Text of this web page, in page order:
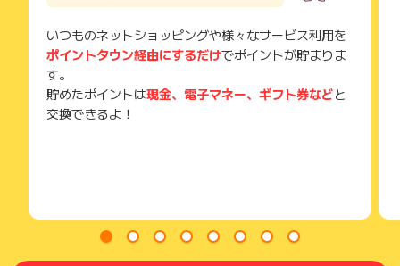
いつものネットショッピングや様々なサービス利用を
ポイントタウン経由にするだけでポイントが貯まりま
す。
貯めたポイントは現金、電子マネー、ギフト券などと
交換できるよ！